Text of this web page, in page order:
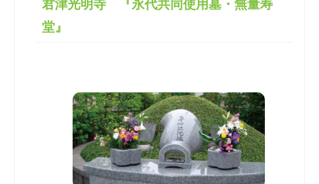
君津光明寺 『永代共同使用墓・無量寿
堂』